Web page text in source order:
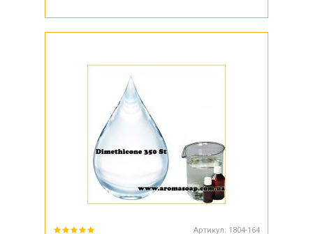
Артикул: 1804-164